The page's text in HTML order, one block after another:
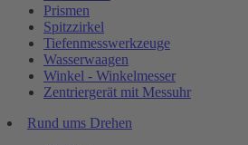
Prismen
Spitzzirkel
Tiefenmesswerkzeuge
Wasserwaagen
Winkel - Winkelmesser
Zentriergerät mit Messuhr
Rund ums Drehen